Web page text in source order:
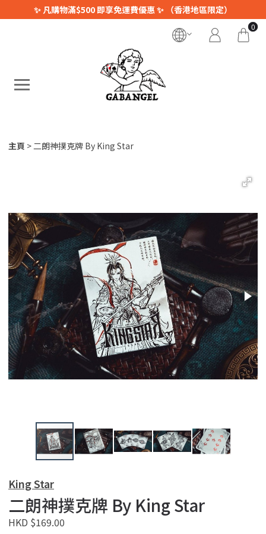
✨ 凡購物滿$500 即享免運費優惠 ✨ （香港地區限定）
0
主頁 二朗神撲克牌 By King Star
King Star
二朗神撲克牌 By King Star
HKD $169.00